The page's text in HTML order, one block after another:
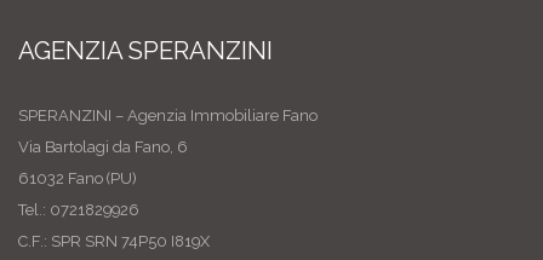
AGENZIA SPERANZINI
SPERANZINI – Agenzia Immobiliare Fano
Via Bartolagi da Fano, 6
61032 Fano (PU)
Tel.: 0721829926
C.F.: SPR SRN 74P50 I819X